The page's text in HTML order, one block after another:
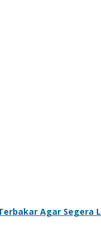
Agar Segera